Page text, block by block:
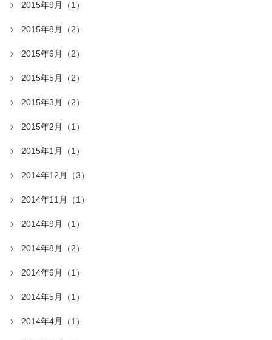
2015年9月（1）
2015年8月（2）
2015年6月（2）
2015年5月（2）
2015年3月（2）
2015年2月（1）
2015年1月（1）
2014年12月（3）
2014年11月（1）
2014年9月（1）
2014年8月（2）
2014年6月（1）
2014年5月（1）
2014年4月（1）